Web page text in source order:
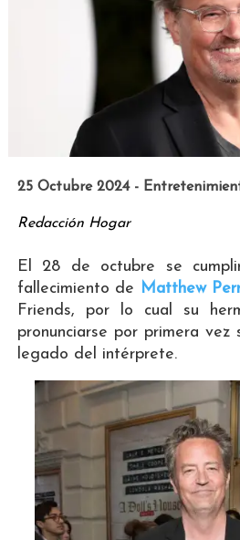
25 Octubre 2024 -
Redacción Hogar
El 28 de octubre se
fallecimiento de
Matthew
Friends, por lo cual su
pronunciarse por primera vez
legado del intérprete.